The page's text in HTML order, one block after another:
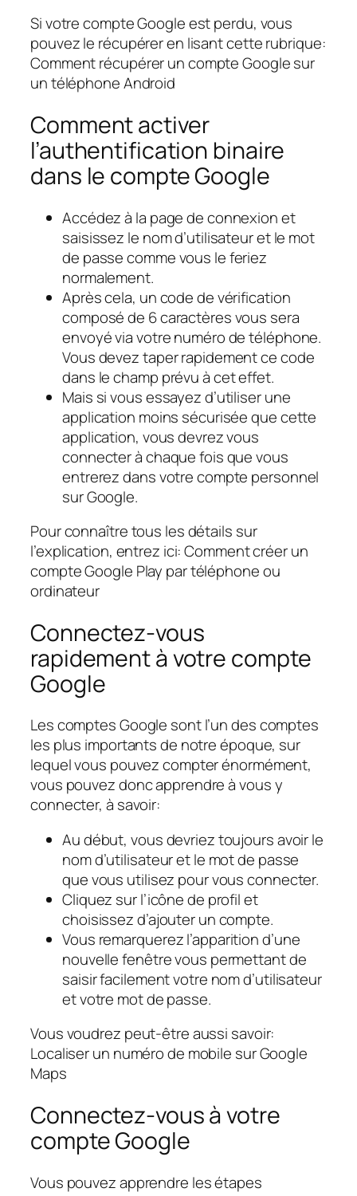
Si votre compte Google est perdu, vous
pouvez le récupérer en lisant cette rubrique:
Comment récupérer un compte Google sur
un téléphone Android
Comment activer
l’authentification binaire
dans le compte Google
Accédez à la page de connexion et
saisissez le nom d’utilisateur et le mot
de passe comme vous le feriez
normalement.
Après cela, un code de vérification
composé de 6 caractères vous sera
envoyé via votre numéro de téléphone.
Vous devez taper rapidement ce code
dans le champ prévu à cet effet.
Mais si vous essayez d’utiliser une
application moins sécurisée que cette
application, vous devrez vous
connecter à chaque fois que vous
entrerez dans votre compte personnel
sur Google.
Pour connaître tous les détails sur
l’explication, entrez ici: Comment créer un
compte Google Play par téléphone ou
ordinateur
Connectez-vous
rapidement à votre compte
Google
Les comptes Google sont l’un des comptes
les plus importants de notre époque, sur
lequel vous pouvez compter énormément,
vous pouvez donc apprendre à vous y
connecter, à savoir:
Au début, vous devriez toujours avoir le
nom d’utilisateur et le mot de passe
que vous utilisez pour vous connecter.
Cliquez sur l’icône de profil et
choisissez d’ajouter un compte.
Vous remarquerez l’apparition d’une
nouvelle fenêtre vous permettant de
saisir facilement votre nom d’utilisateur
et votre mot de passe.
Vous voudrez peut-être aussi savoir:
Localiser un numéro de mobile sur Google
Maps
Connectez-vous à votre
compte Google
Vous pouvez apprendre les étapes